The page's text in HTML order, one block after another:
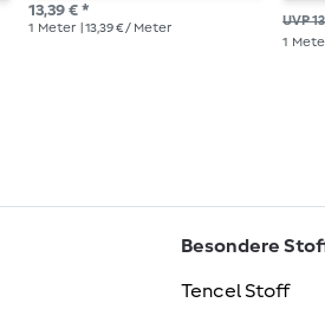
13,39 € *
1 Meter | 13,39 € / Meter
UVP
1
Besondere
Tencel Stoff